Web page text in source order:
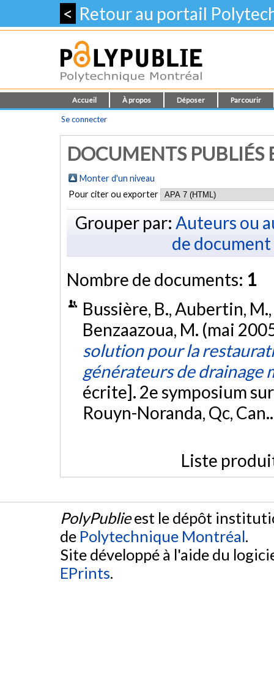
< Retour au portail
Accueil À propos Déposer Parcourir
Se connecter
DOCUMENTS PUBLIÉS
Monter d'un niveau
Pour citer ou exporter
Grouper par: Auteurs ou
de document
Nombre de documents: 1
Bussière, B., Aubertin,
Benzaazoua, M. (mai
solution pour la
générateurs de drainage
écrite]. 2e symposium
Rouyn-Noranda, Qc,
Liste
PolyPublieest le dépôt
de Polytechnique Montréal.
Site développé à l'aide du
EPrints.